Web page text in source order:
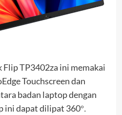
TP3402za ini memakai
Touchscreen dan
badan laptop dengan
ini dapat dilipat 360°.